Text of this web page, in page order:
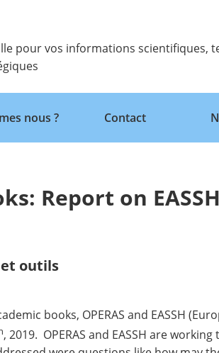
pour vos informations scientifiques,
Retour
nous ? Contact
Report on EASSH
et outils
books, OPERAS and EASSH
, 2019. OPERAS and EASSH are